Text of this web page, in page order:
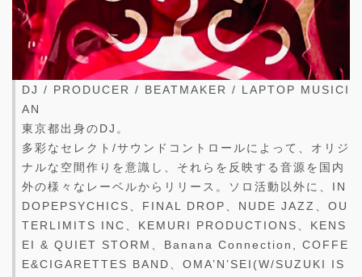
DJ / PRODUCER / BEATMAKER / LAPTOP MUSICI
AN
東京都出身のDJ。
多彩なセレクト/サウンドコントロールによって、オリジ
ナルな空間作りを意識し、それらを反映する音源を国内
外の様々なレーベルからリリース。ソロ活動以外に、IN
DOPEPSYCHICS、FINAL DROP、NUDE JAZZ、OU
TERLIMITS INC、KEMURI PRODUCTIONS、KENS
EI & QUIET STORM、Banana Connection, COFFE
E&CIGARETTES BAND、OMA’N’SEI(W/SUZUKI IS